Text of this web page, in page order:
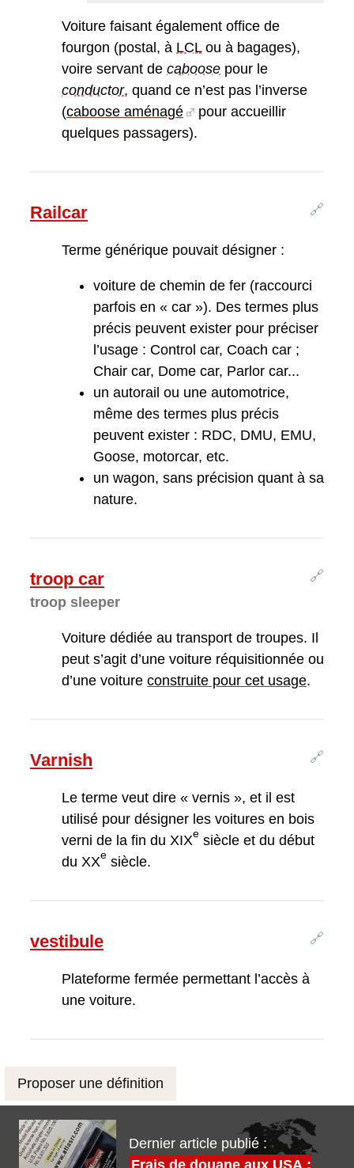
Voiture faisant également office de
fourgon (postal, à LCLou à bagages),
voire servant de caboose pour le
conductor, quand ce n’est pas l’inverse
(caboose aménagé
pour accueillir
quelques passagers).
🔗
Railcar
Terme générique pouvait désigner :
voiture de chemin de fer (raccourci
parfois en « car »). Des termes plus
précis peuvent exister pour préciser
l’usage : Control car, Coach car ;
Chair car, Dome car, Parlor car...
un autorail ou une automotrice,
même des termes plus précis
peuvent exister : RDC, DMU, EMU,
Goose, motorcar, etc.
un wagon, sans précision quant à sa
nature.
🔗
troop car
troop sleeper
Voiture dédiée au transport de troupes. Il
peut s’agit d’une voiture réquisitionnée ou
d’une voiture construite pour cet usage.
🔗
Varnish
Le terme veut dire « vernis », et il est
utilisé pour désigner les voitures en bois
verni de la fin du XIXe siècle et du début
du XXe siècle.
🔗
vestibule
Plateforme fermée permettant l’accès à
une voiture.
Proposer une définition
Dernier article publié :
Frais de douane aux USA :